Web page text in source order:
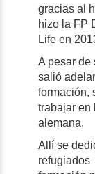
gracias al
hizo la FP
Life en
A pesar de
salió
formación,
trabajar en
alemana.
Allí se
refugiados